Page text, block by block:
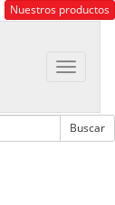
Nuestros productos
Toggle